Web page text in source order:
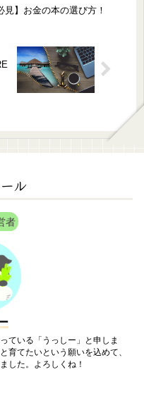
見】お金の本の選び方！
ル
者
ている「うっしー」と申しま
育てたいという願いを込めて、
した。よろしくね！